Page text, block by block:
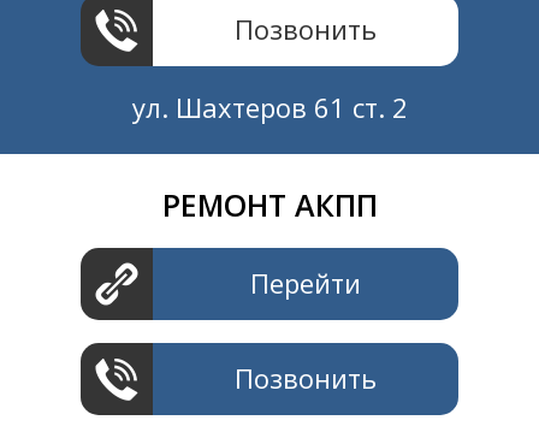
Позвонить
ул. Шахтеров 61 ст. 2
РЕМОНТ АКПП
Перейти
Позвонить